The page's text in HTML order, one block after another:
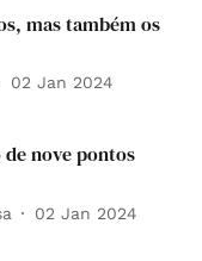
mas também os
02 Jan 2024
de nove pontos
02 Jan 2024